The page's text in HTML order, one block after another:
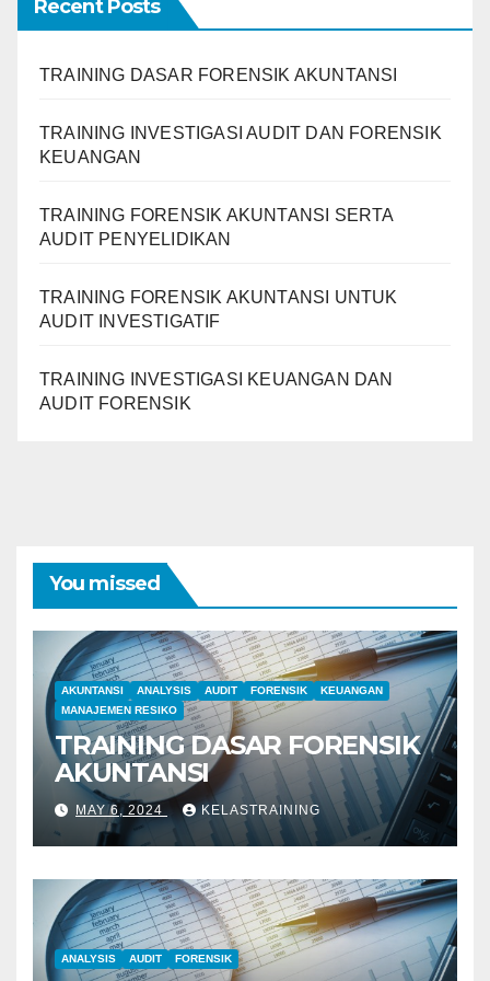
Recent Posts
TRAINING DASAR FORENSIK AKUNTANSI
TRAINING INVESTIGASI AUDIT DAN FORENSIK
KEUANGAN
TRAINING FORENSIK AKUNTANSI SERTA
AUDIT PENYELIDIKAN
TRAINING FORENSIK AKUNTANSI UNTUK
AUDIT INVESTIGATIF
TRAINING INVESTIGASI KEUANGAN DAN
AUDIT FORENSIK
You missed
AKUNTANSI ANALYSIS AUDIT FORENSIK
KEUANGAN
MANAJEMEN RESIKO
TRAINING DASAR FORENSIK
AKUNTANSI
MAY 6, 2024 KELASTRAINING
ANALYSIS AUDIT FORENSIK